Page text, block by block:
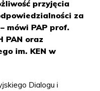
przyjęcia
za
mówi PAP prof.
PAN oraz
im. KEN w
Dialogu i